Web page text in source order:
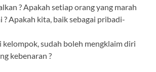
? Apakah setiap orang yang marah
? Apakah kita, baik sebagai pribadi-
kelompok, sudah boleh mengklaim diri
kebenaran ?